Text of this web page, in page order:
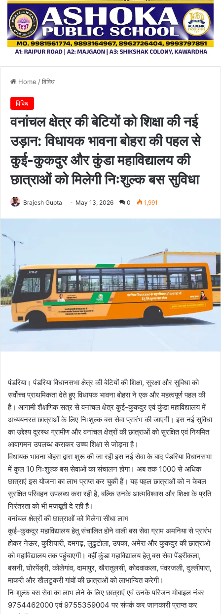
Home /विविध
विविध
वनांचल क्षेत्र की बेटियों को शिक्षा की नई
उड़ान: विधायक भावना बोहरा की पहल से
कुई-कुकदुर और कुंडा महाविद्यालय की
छात्राओं को मिलेगी निःशुल्क बस सुविधा
Brajesh Gupta May 13, 2026 0 1,991
पंडरिया। पंडरिया विधानसभा क्षेत्र की बेटियों की शिक्षा, सुरक्षा और सुविधा को
सर्वोच्च प्राथमिकता देते हुए विधायक भावना बोहरा ने एक और महत्वपूर्ण पहल की
है। आगामी शैक्षणिक सत्र से वनांचल क्षेत्र कुई-कुकदुर एवं कुंडा महाविद्यालय में
अध्ययनरत छात्राओं के लिए निःशुल्क बस सेवा प्रारंभ की जाएगी। इस नई सुविधा
का उद्देश्य दूरस्थ ग्रामीण और वनांचल क्षेत्रों की छात्राओं को सुरक्षित एवं नियमित
आवागमन उपलब्ध कराकर उच्च शिक्षा से जोड़ना है।
विधायक भावना बोहरा द्वारा शुरू की जा रही इस नई सेवा के बाद पंडरिया विधानसभा
में कुल 10 निःशुल्क बस सेवाओं का संचालन होगा। अब तक 1000 से अधिक
छात्राएं इस योजना का लाभ प्राप्त कर चुकी हैं। यह पहल छात्राओं को न केवल
सुरक्षित परिवहन उपलब्ध करा रही है, बल्कि उनके आत्मविश्वास और शिक्षा के प्रति
निरंतरता को भी मजबूती दे रही है।
वनांचल क्षेत्रों की छात्राओं को मिलेगा सीधा लाभ
कुई-कुकदुर महाविद्यालय हेतु संचालित होने वाली बस सेवा ग्राम अमनिया से प्रारंभ
होकर नेऊर, कुशियारी, दमगढ़, लुढुटोला, उपका, अमेरा और कुकदुर की छात्राओं
को महाविद्यालय तक पहुंचाएगी। वहीं कुंडा महाविद्यालय हेतु बस सेवा पेंड्रीकला,
बसनी, घोरपेंड्री, कोलेगांव, दामापुर, खैरातुलसी, कोदवाकला, पंवरजली, दुल्लीपारा,
माकरी और खैलटुकरी गांवों की छात्राओं को लाभान्वित करेगी।
निःशुल्क बस सेवा का लाभ लेने के लिए छात्राएं एवं उनके परिजन मोबाइल नंबर
9754462000 एवं 9755359004 पर संपर्क कर जानकारी प्राप्त कर